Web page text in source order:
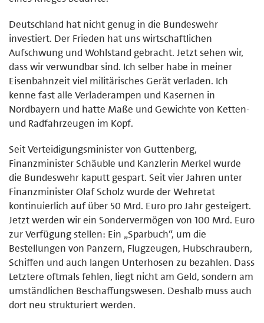
Deutschland hat nicht genug in die Bundeswehr
investiert. Der Frieden hat uns wirtschaftlichen
Aufschwung und Wohlstand gebracht. Jetzt sehen wir,
dass wir verwundbar sind. Ich selber habe in meiner
Eisenbahnzeit viel militärisches Gerät verladen. Ich
kenne fast alle Verladerampen und Kasernen in
Nordbayern und hatte Maße und Gewichte von Ketten-
und Radfahrzeugen im Kopf.
Seit Verteidigungsminister von Guttenberg,
Finanzminister Schäuble und Kanzlerin Merkel wurde
die Bundeswehr kaputt gespart. Seit vier Jahren unter
Finanzminister Olaf Scholz wurde der Wehretat
kontinuierlich auf über 50 Mrd. Euro pro Jahr gesteigert.
Jetzt werden wir ein Sondervermögen von 100 Mrd. Euro
zur Verfügung stellen: Ein „Sparbuch“, um die
Bestellungen von Panzern, Flugzeugen, Hubschraubern,
Schiffen und auch langen Unterhosen zu bezahlen. Dass
Letztere oftmals fehlen, liegt nicht am Geld, sondern am
umständlichen Beschaffungswesen. Deshalb muss auch
dort neu strukturiert werden.